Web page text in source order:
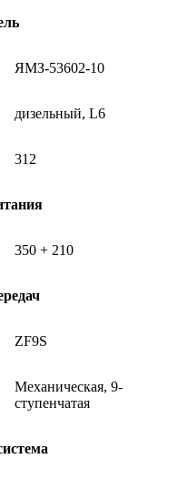
ЯМЗ-53602-10
дизельный, L6
312
350 + 210
ZF9S
Механическая, 9-
ступенчатая